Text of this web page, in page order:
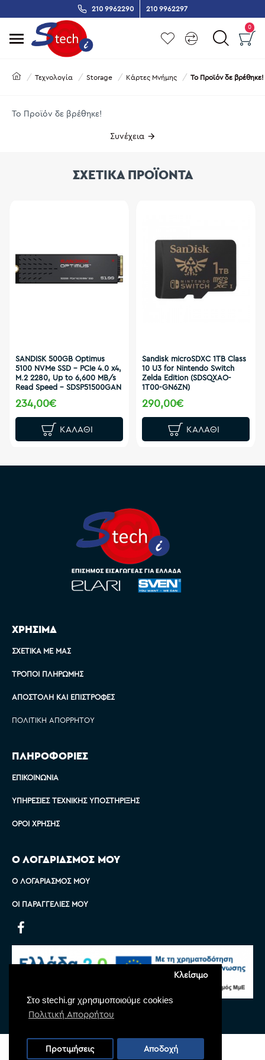
Στο stechi.gr χρησιμοποιούμε cookies
Πολιτική Απορρήτου
Κλείσιμο
Προτιμήσεις Αποδοχή
210 9962290 210 9962297
0
Τεχνολογία Storage Κάρτες Μνήμης Το Προϊόν δε βρέθηκε!
Το Προϊόν δε βρέθηκε!
Συνέχεια
ΣΧΕΤΙΚΑ ΠΡΟΪΟΝΤΑ
SANDISK 500GB Optimus
5100 NVMe SSD - PCIe 4.0 x4,
M.2 2280, Up to 6,600 MB/s
Read Speed - SDSP51500GAN
234,00€
ΚΑΛΆΘΙ
Sandisk microSDXC 1TB Class
10 U3 for Nintendo Switch
Zelda Edition (SDSQXAO-
1T00-GN6ZN)
290,00€
ΚΑΛΆΘΙ
ΧΡΗΣΙΜΑ
ΣΧΕΤΙΚΆ ΜΕ ΜΑΣ
ΤΡΌΠΟΙ ΠΛΗΡΩΜΉΣ
ΑΠΟΣΤΟΛΉ ΚΑΙ ΕΠΙΣΤΡΟΦΈΣ
ΠΟΛΙΤΙΚΉ ΑΠΟΡΡΉΤΟΥ
ΠΛΗΡΟΦΟΡΙΕΣ
ΕΠΙΚΟΙΝΩΝΊΑ
ΥΠΗΡΕΣΊΕΣ ΤΕΧΝΙΚΉΣ ΥΠΟΣΤΉΡΙΞΗΣ
ΌΡΟΙ ΧΡΉΣΗΣ
Ο ΛΟΓΑΡΙΑΣΜΟΣ ΜΟΥ
Ο ΛΟΓΑΡΙΑΣΜΌΣ ΜΟΥ
ΟΙ ΠΑΡΑΓΓΕΛΊΕΣ ΜΟΥ
Copyright © 2022 Stechi, All Rights Reserved
Powered by
Monoware Web